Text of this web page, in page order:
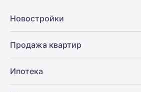
Новостройки
Продажа квартир
Ипотека